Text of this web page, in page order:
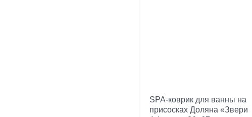
SPA-коврик для ванны на
присосках Доляна «Звери